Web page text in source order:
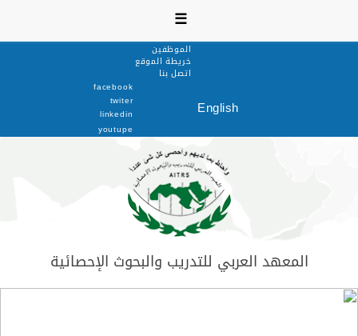
☰
الموظفين
خريطة الموقع
اتصل بنا
facebook
twiter
linkedin
youtupe
English
المعهد العربي للتدريب والبحوث الإحصائية